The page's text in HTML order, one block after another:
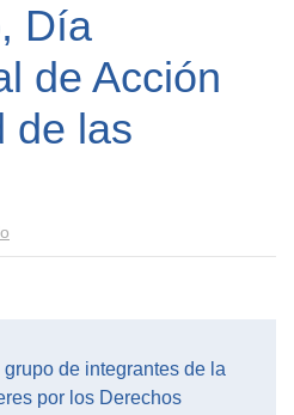
Día
de Acción
de las
de integrantes de la
por los Derechos